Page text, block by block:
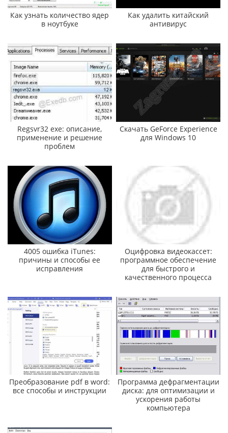
Как узнать количество ядер
в ноутбуке
Как удалить китайский
антивирус
Regsvr32 exe: описание,
применение и решение
проблем
Скачать GeForce Experience
для Windows 10
4005 ошибка iTunes:
причины и способы ее
исправления
Оцифровка видеокассет:
программное обеспечение
для быстрого и
качественного процесса
Преобразование pdf в word:
все способы и инструкции
Программа дефрагментации
диска: для оптимизации и
ускорения работы
компьютера